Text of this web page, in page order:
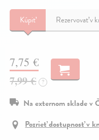
Kúpiť Rezervovať v
7,75 €
7,99 € ?
Na externom sklade v
Pozrieť dostupnosť v